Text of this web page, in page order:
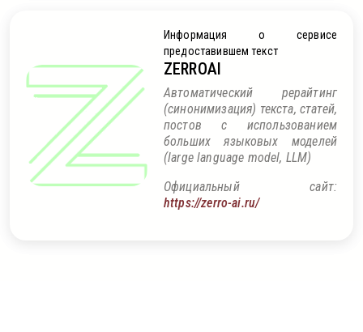
Информация о сервисе
предоставившем текст
ZERROAI
Автоматический рерайтинг
(синонимизация) текста, статей,
постов с использованием
больших языковых моделей
(large language model, LLM)
Официальный сайт:
https://zerro-ai.ru/